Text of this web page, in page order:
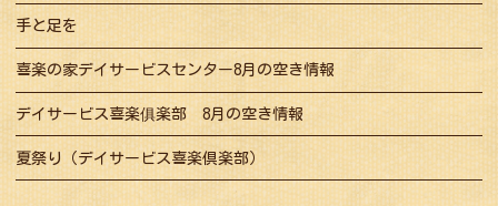
手と足を
喜楽の家デイサービスセンター8月の空き情報
デイサービス喜楽俱楽部 8月の空き情報
夏祭り（デイサービス喜楽倶楽部）